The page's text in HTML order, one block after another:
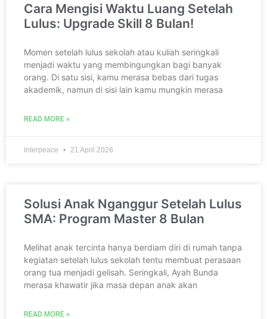
Cara Mengisi Waktu Luang Setelah
Lulus: Upgrade Skill 8 Bulan!
Momen setelah lulus sekolah atau kuliah seringkali
menjadi waktu yang membingungkan bagi banyak
orang. Di satu sisi, kamu merasa bebas dari tugas
akademik, namun di sisi lain kamu mungkin merasa
READ MORE »
Interpeace 21 April 2026
Solusi Anak Nganggur Setelah Lulus
SMA: Program Master 8 Bulan
Melihat anak tercinta hanya berdiam diri di rumah tanpa
kegiatan setelah lulus sekolah tentu membuat perasaan
orang tua menjadi gelisah. Seringkali, Ayah Bunda
merasa khawatir jika masa depan anak akan
READ MORE »